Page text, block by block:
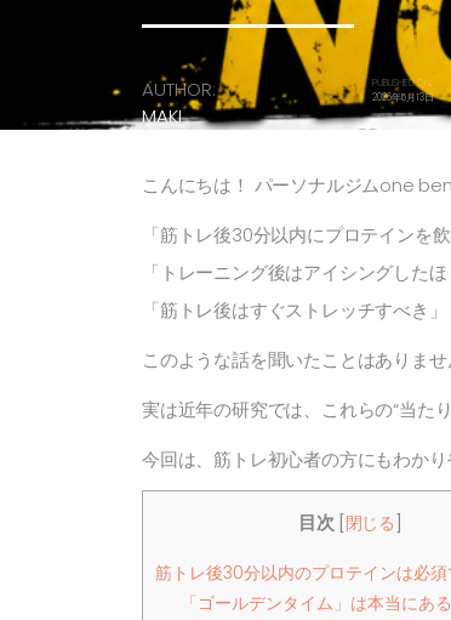
AUTHOR:
MAKI
PUBLISHED ON:
2026年5月13日
こんにちは！ パーソナルジムone
「筋トレ後30分以内にプロテインを
「トレーニング後はアイシングしたほ
「筋トレ後はすぐストレッチすべき」
このような話を聞いたことはありませ
実は近年の研究では、これらの“当た
今回は、筋トレ初心者の方にもわかり
目次 閉じる
筋トレ後30分以内のプロテインは必
「ゴールデンタイム」は本当にあ